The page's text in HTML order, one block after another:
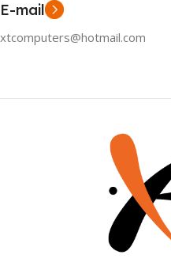
E-mail
xtcomputers@hotmail.com